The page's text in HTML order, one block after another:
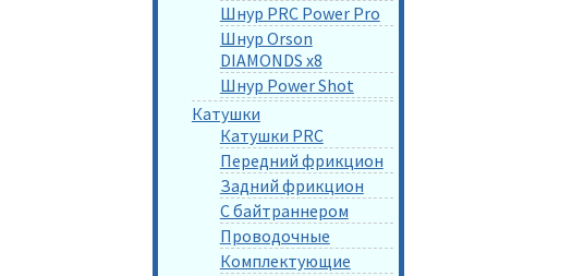
Шнур PRC Power Pro
Шнур Orson
DIAMONDS x8
Шнур Power Shot
Катушки
Катушки PRC
Передний фрикцион
Задний фрикцион
С байтраннером
Проводочные
Комплектующие